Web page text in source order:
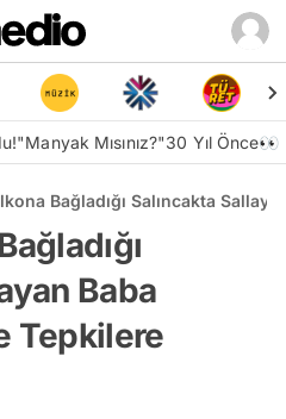
"Manyak Mısınız?"30 Yıl Önce👀
Bağladığı Salıncakta
Baba
Tepkilere